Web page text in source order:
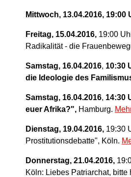
Mittwoch, 13.04.2016,
Freitag, 15.04.2016, 19:00
Radikalität - die
Samstag, 16.04.2016, 10:30
die Ideologie des
Samstag, 16.04.2016, 14:30
euer Afrika?", Hamburg.
Dienstag, 19.04.2016, 19:30
Prostitutionsdebatte", Köln.
Donnerstag, 21.04.2016,
Köln: Liebes Patriarchat, bitte